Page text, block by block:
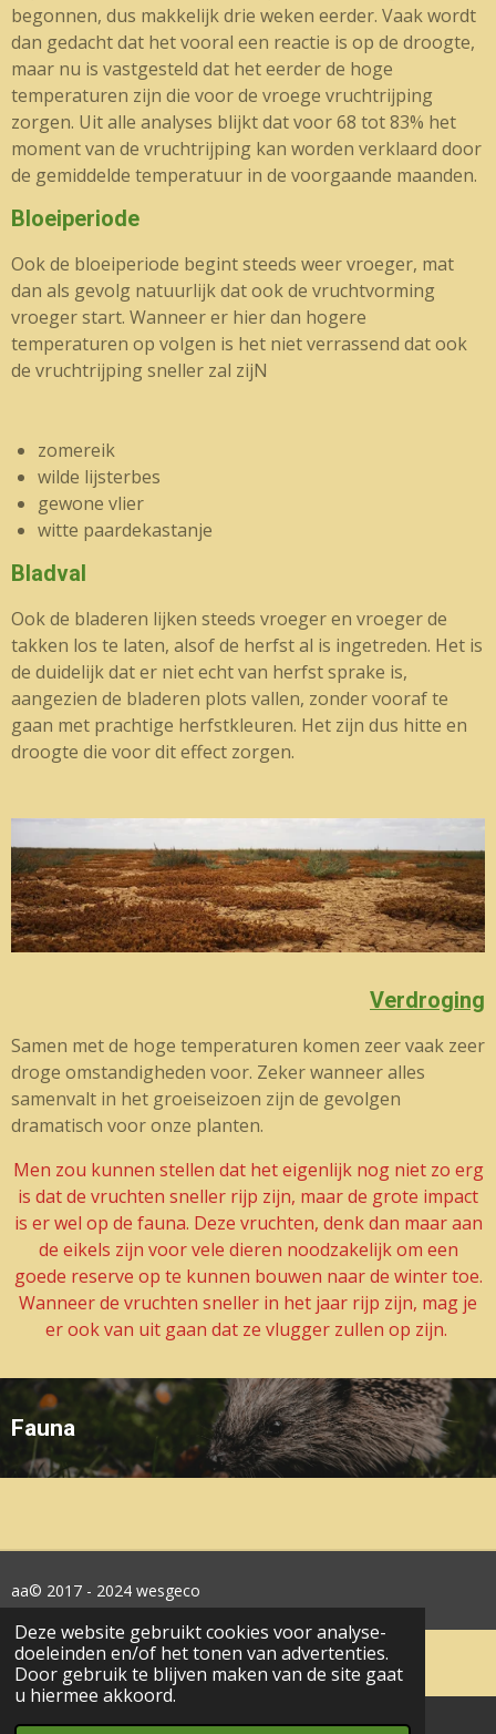
Deze website gebruikt cookies voor analyse-
doeleinden en/of het tonen van advertenties.
Door gebruik te blijven maken van de site gaat
u hiermee akkoord.
begonnen, dus makkelijk drie weken eerder. Vaak wordt
dan gedacht dat het vooral een reactie is op de droogte,
maar nu is vastgesteld dat het eerder de hoge
temperaturen zijn die voor de vroege vruchtrijping
zorgen. Uit alle analyses blijkt dat voor68 tot 83% het
moment van de vruchtrijping kan worden verklaard door
de gemiddelde temperatuur in de voorgaande maanden.
Bloeiperiode
Ook de bloeiperiode begint steeds weer vroeger, mat
dan als gevolg natuurlijk dat ook de vruchtvorming
vroeger start. Wanneer er hier dan hogere
temperaturen op volgen is het niet verrassend dat ook
de vruchtrijping sneller zal zijN
zomereik
wilde lijsterbes
gewone vlier
witte paardekastanje
Bladval
Ook de bladeren lijken steeds vroeger en vroeger de
takken los te laten, alsof de herfst al is ingetreden. Het is
de duidelijk dat er niet echt van herfst sprake is,
aangezien de bladeren plots vallen, zonder vooraf te
gaan met prachtige herfstkleuren. Het zijn dus hitte en
droogte die voor dit effect zorgen.
Verdroging
Samen met de hoge temperaturen komen zeer vaak zeer
droge omstandigheden voor. Zeker wanneer alles
samenvalt in het groeiseizoen zijn de gevolgen
dramatisch voor onze planten.
Men zou kunnen stellen dat het eigenlijk nog niet zo erg
is dat de vruchten sneller rijp zijn, maar de grote impact
is er wel op de fauna. Deze vruchten, denk dan maar aan
de eikels zijn voor vele dieren noodzakelijk om een
goede reserve op te kunnen bouwen naar de winter toe.
Wanneer de vruchten sneller in het jaar rijp zijn, mag je
er ook van uit gaan dat ze vlugger zullen op zijn.
Fauna
aa© 2017 - 2024 wesgeco